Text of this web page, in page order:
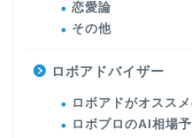
恋愛論
その他
ロボアドバイザー
ロボアドがオスス
ロボプロのAI相場予